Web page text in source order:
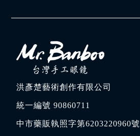
洪彥楚藝術創作有限公司
統一編號 90860711
中市藥販執照字第6203220960號